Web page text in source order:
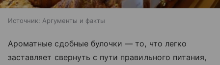
Источник: Аргументы и факты
Ароматные сдобные булочки — то, что легко
заставляет свернуть с пути правильного питания,